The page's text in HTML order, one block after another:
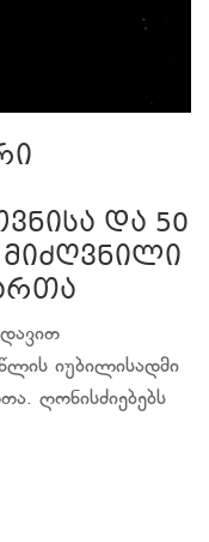
და 50
იუბილისადმი
ღონისძიებებს